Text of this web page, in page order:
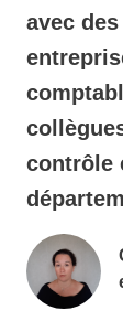
avec
contrôle